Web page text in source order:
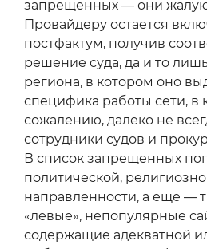
запрещенных — они
Провайдеру остается
постфактум, получив
решение суда, да и то
региона, в котором оно
специфика работы сети, в
сожалению, далеко не
сотрудники судов и
В список запрещенных
политической,
направленности, а еще —
«левые», непопулярные
содержащие адекватной